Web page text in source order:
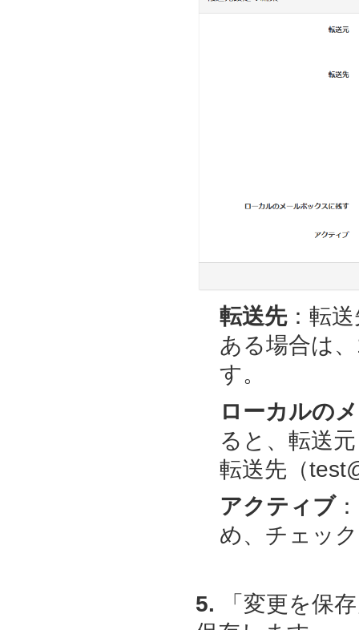
転送先：転
ある場合は
す。
ローカルの
ると、転送
転送先（
アクティブ
め、チェック
5. 「変更を保